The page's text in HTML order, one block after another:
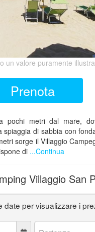
un valore puramente
Prenota
pochi metri dal mare,
spiaggia di sabbia con
sorge il Villaggio
di ...Continua
Villaggio San
date per visualizzare i
Partenza: